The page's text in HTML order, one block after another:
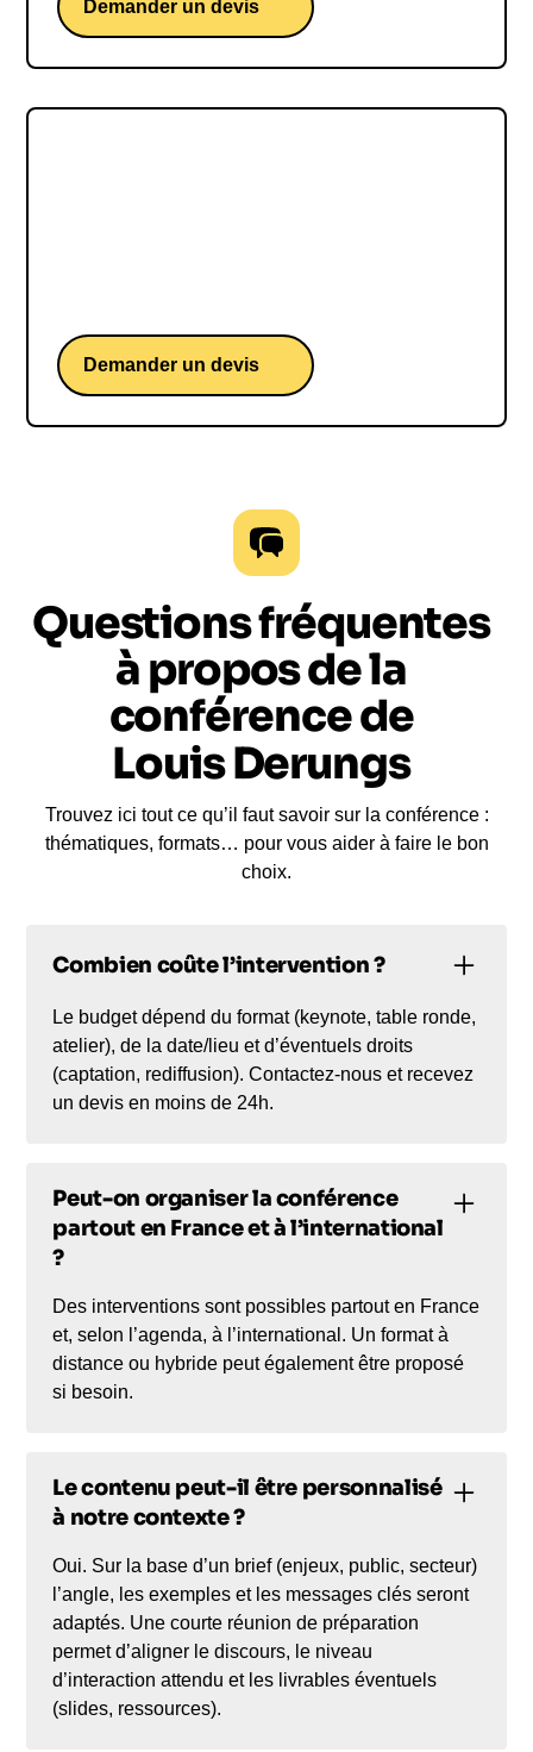
Demander un devis
Demander un devis
Questions fréquentes
à propos de la
conférence de
Louis Derungs
Trouvez ici tout ce qu’il faut savoir sur la conférence :
thématiques, formats… pour vous aider à faire le bon
choix.
Combien coûte l’intervention ?
Le budget dépend du format (keynote, table ronde,
atelier), de la date/lieu et d’éventuels droits
(captation, rediffusion). Contactez-nous et recevez
un devis en moins de 24h.
Peut-on organiser la conférence
partout en France et à l’international
?
Des interventions sont possibles partout en France
et, selon l’agenda, à l’international. Un format à
distance ou hybride peut également être proposé
si besoin.
Le contenu peut-il être personnalisé
à notre contexte ?
Oui. Sur la base d’un brief (enjeux, public, secteur)
l’angle, les exemples et les messages clés seront
adaptés. Une courte réunion de préparation
permet d’aligner le discours, le niveau
d’interaction attendu et les livrables éventuels
(slides, ressources).